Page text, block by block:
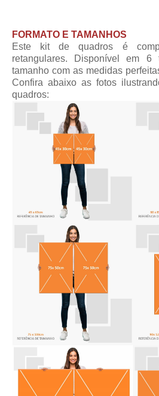
FORMATO E TAMANHOS
Este kit de quadros é
retangulares. Disponível em 6
tamanho com as medidas
Confira abaixo as fotos
quadros: